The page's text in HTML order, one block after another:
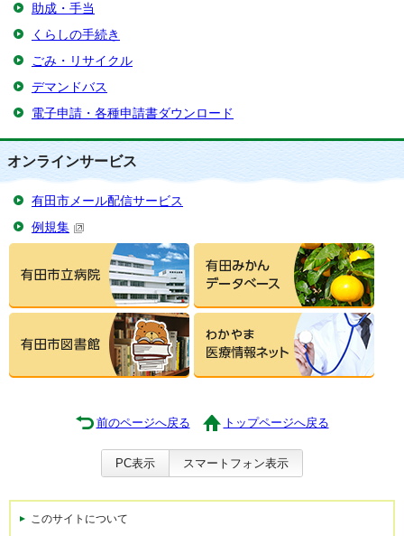
助成・手当
くらしの手続き
ごみ・リサイクル
デマンドバス
電子申請・各種申請書ダウンロード
オンラインサービス
有田市メール配信サービス
例規集
前のページへ戻る トップページへ戻る
PC表示 スマートフォン表示
このサイトについて